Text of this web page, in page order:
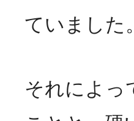
ていました。
それによっ